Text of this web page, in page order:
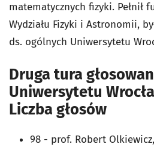
matematycznych fizyki. Pełnił
Wydziału Fizyki i Astronomii,
ds. ogólnych Uniwersytetu
Druga tura
Uniwersytetu
Liczba głosów
98 - prof. Robert